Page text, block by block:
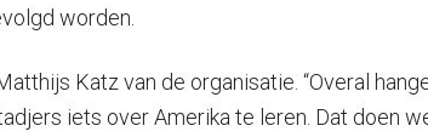
worden.
Katz van de organisatie. “Overal
iets over Amerika te leren. Dat doen